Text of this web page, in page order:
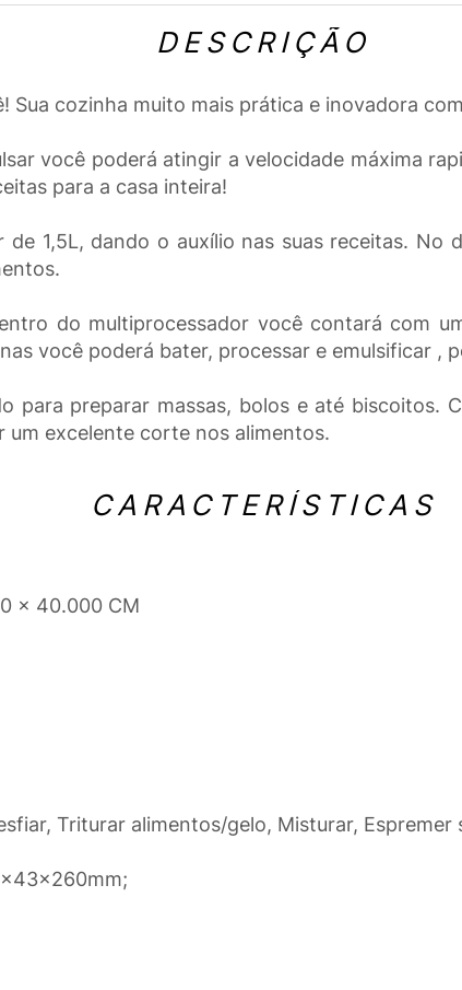
DESCRIÇÃO
Sua cozinha muito mais prática e inovadora
você poderá atingir a velocidade máxima
para a casa inteira!
de 1,5L, dando o auxílio nas suas receitas.
do multiprocessador você contará com
você poderá bater, processar e emulsificar ,
para preparar massas, bolos e até biscoitos.
um excelente corte nos alimentos.
CARACTERÍSTICAS
x 40.000 CM
Triturar alimentos/gelo, Misturar, Espremer